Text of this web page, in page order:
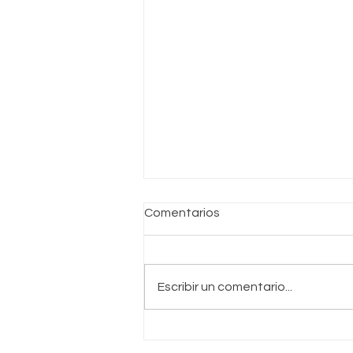
Comentarios
Escribir un comentario...